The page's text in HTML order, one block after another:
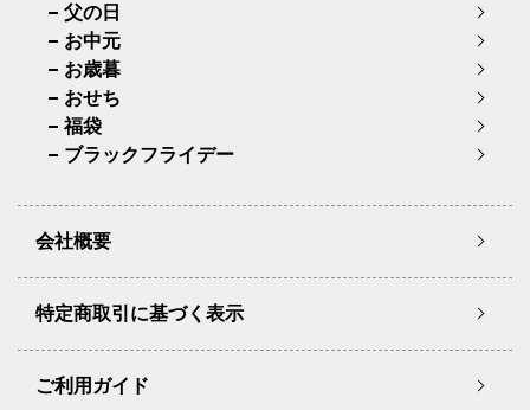
父の日
お中元
お歳暮
おせち
福袋
ブラックフライデー
会社概要
特定商取引に基づく表示
ご利用ガイド